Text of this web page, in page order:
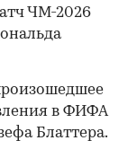
ЧМ-2026
в ФИФА
Блаттера.